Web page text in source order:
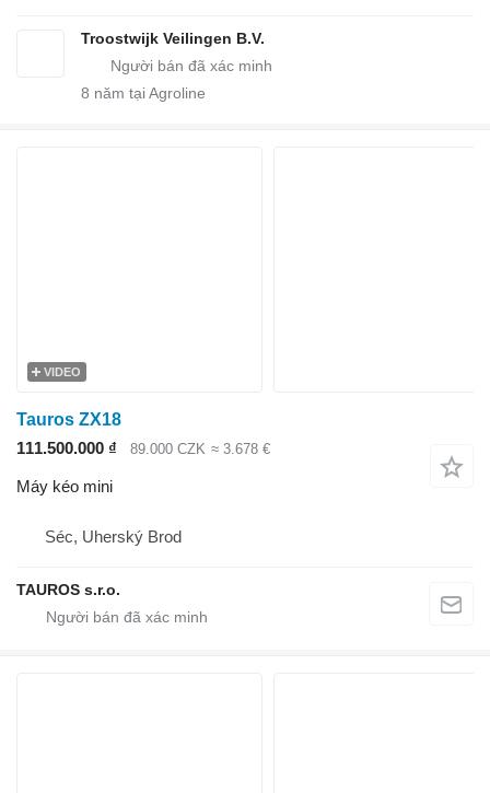
Troostwijk Veilingen B.V.
8 năm tại Agroline
VIDEO
Tauros ZX18
111.500.000 ₫
89.000 CZK ≈ 3.678 €
Máy kéo mini
Séc, Uherský Brod
TAUROS s.r.o.